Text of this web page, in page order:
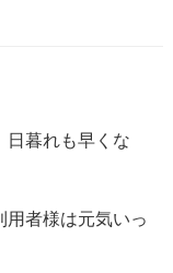
日暮れも早くな
用者様は元気いっ